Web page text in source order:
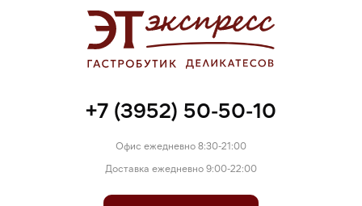
+7 (3952) 50-50-10
Офис ежедневно 8:30-21:00
Доставка ежедневно 9:00-22:00